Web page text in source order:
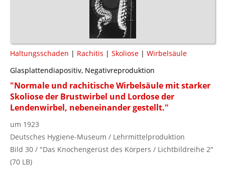
Haltungsschaden | Rachitis | Skoliose | Wirbelsäule
Glasplattendiapositiv, Negativreproduktion
"Normale und rachitische Wirbelsäule mit starker
Skoliose der Brustwirbel und Lordose der
Lendenwirbel, nebeneinander gestellt."
um 1923
Deutsches Hygiene-Museum / Lehrmittelproduktion
Bild 30 / "Das Knochengerüst des Körpers / Lichtbildreihe 2"
(70 LB)